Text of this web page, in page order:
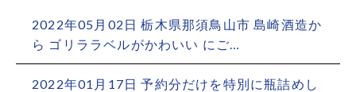
2022年05月02日 栃木県那須鳥山市 島崎酒造か
ら ゴリララベルがかわいい にご…
2022年01月17日 予約分だけ️を特別に瓶詰めし